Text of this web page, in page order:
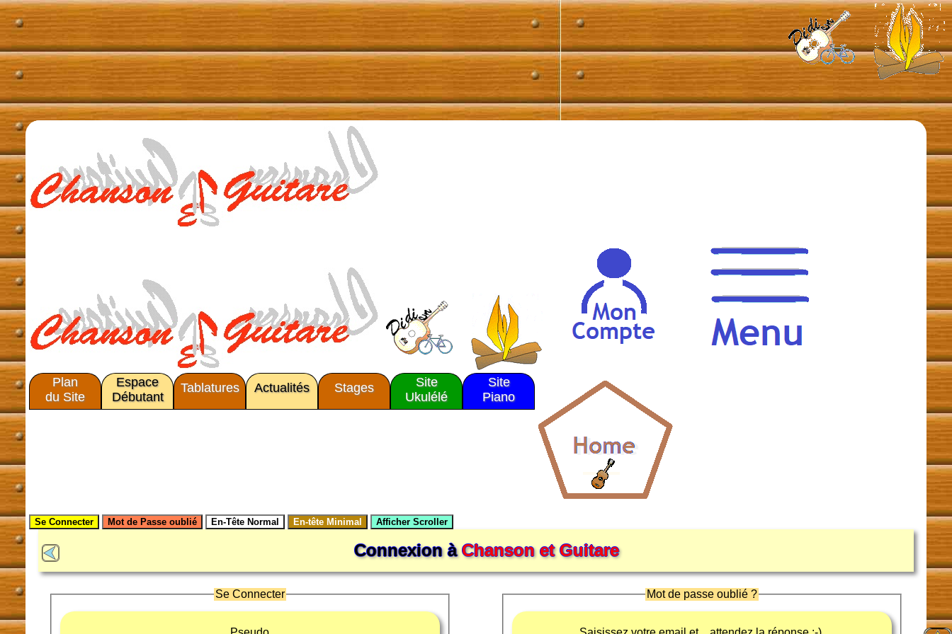
Plan
du Site
Espace
Débutant
Tablatures Actualités Stages
Site
Ukulélé
Site
Piano
Connexion àChanson et Guitare
Se Connecter Mot de passe oublié ?